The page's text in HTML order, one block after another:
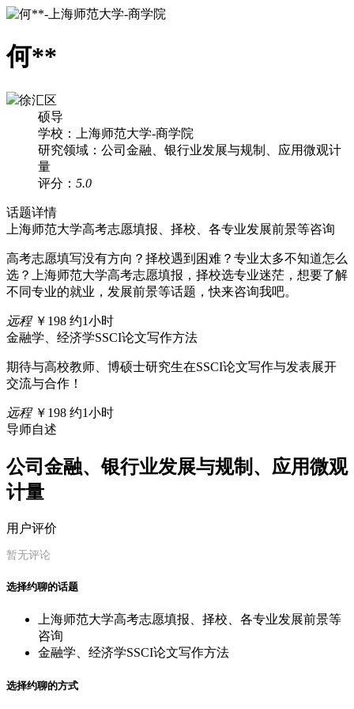
何**
徐汇区
硕导
学校：上海师范大学-商学院
研究领域：公司金融、银行业发展与规制、应用微观计
量
评分： 5.0
话题详情
上海师范大学高考志愿填报、择校、各专业发展前景等咨询
高考志愿填写没有方向？择校遇到困难？专业太多不知道怎么
选？上海师范大学高考志愿填报，择校选专业迷茫，想要了解
不同专业的就业，发展前景等话题，快来咨询我吧。
远程 ￥198 约1小时
金融学、经济学SSCI论文写作方法
期待与高校教师、博硕士研究生在SSCI论文写作与发表展开
交流与合作！
远程 ￥198 约1小时
导师自述
公司金融、银行业发展与规制、应用微观
计量
用户评价
暂无评论
选择约聊的话题
上海师范大学高考志愿填报、择校、各专业发展前景等
咨询
金融学、经济学SSCI论文写作方法
选择约聊的方式